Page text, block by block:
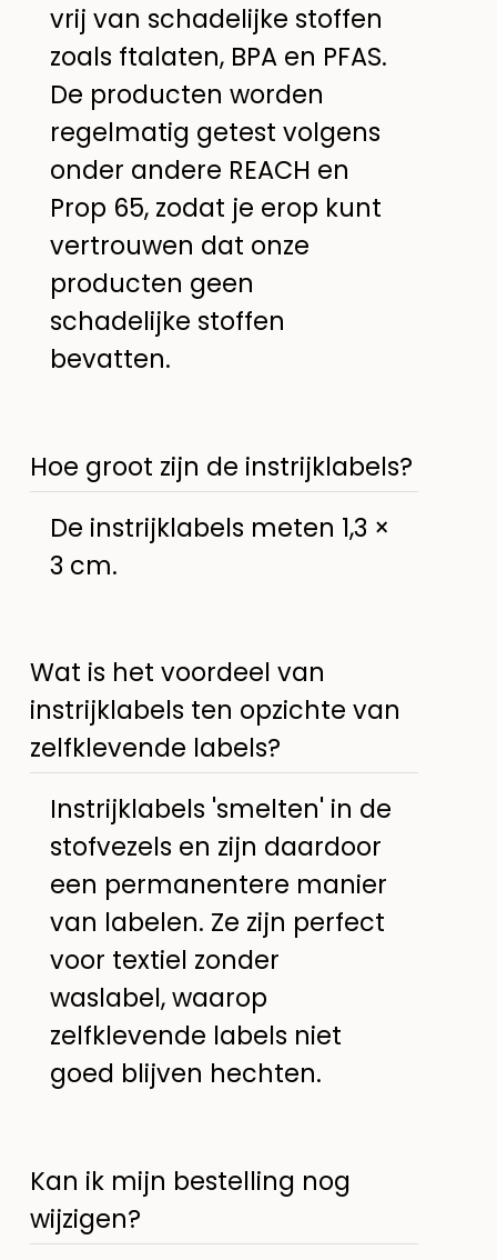
vrij van schadelijke stoffen
zoals ftalaten, BPA en PFAS.
De producten worden
regelmatig getest volgens
onder andere REACH en
Prop 65, zodat je erop kunt
vertrouwen dat onze
producten geen
schadelijke stoffen
bevatten.
Hoe groot zijn de instrijklabels?
De instrijklabels meten 1,3 ×
3 cm.
Wat is het voordeel van
instrijklabels ten opzichte van
zelfklevende labels?
Instrijklabels 'smelten' in de
stofvezels en zijn daardoor
een permanentere manier
van labelen. Ze zijn perfect
voor textiel zonder
waslabel, waarop
zelfklevende labels niet
goed blijven hechten.
Kan ik mijn bestelling nog
wijzigen?